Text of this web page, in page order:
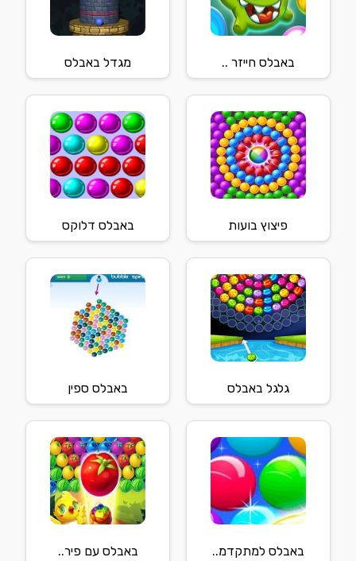
באבלס חייזר .. מגדל באבלס
פיצוץ בועות באבלס דלוקס
גלגל באבלס באבלס ספין
באבלס למתקדמ.. באבלס עם פיר..